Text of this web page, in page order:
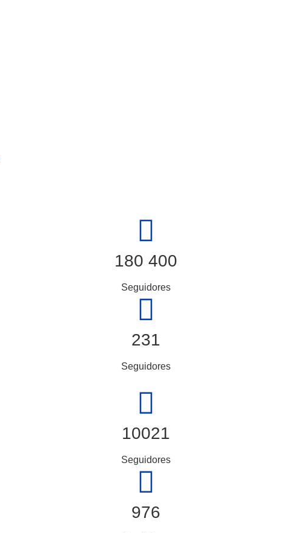
180 400
Seguidores
231
Seguidores
10021
Seguidores
976